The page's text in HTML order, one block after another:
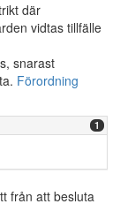
där
vidtas tillfälle
snarast
Förordning
1
från att besluta